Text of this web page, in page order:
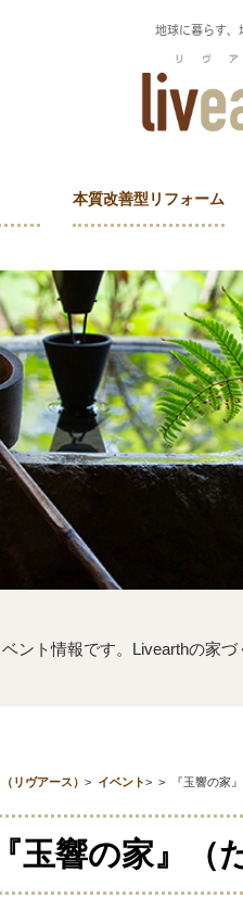
地球に暮らす、
本質改善型リフォーム
ント情報です。Livearthの家づ
リヴアース） > イベント> > 『玉響の家
『玉響の家』（